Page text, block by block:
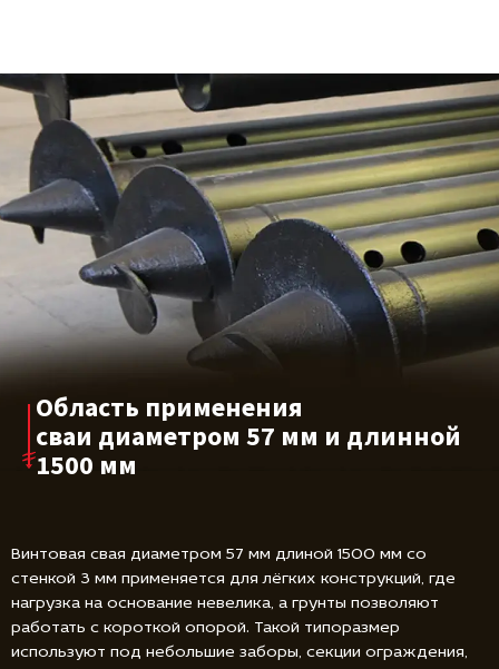
Область применения
сваи диаметром 57 мм и длинной
1500 мм
Винтовая свая диаметром 57 мм длиной 1500 мм со
стенкой 3 мм применяется для лёгких конструкций, где
нагрузка на основание невелика, а грунты позволяют
работать с короткой опорой. Такой типоразмер
используют под небольшие заборы, секции ограждения,